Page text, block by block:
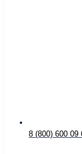
8 (800) 600 09